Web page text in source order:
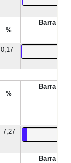
%
Barra %
0,17
%
Barra %
7,27
Barra %